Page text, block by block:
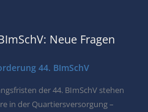
Neue Fragen
44. BImSchV
der 44. BImSchV stehen
in der Quartiersversorgung –